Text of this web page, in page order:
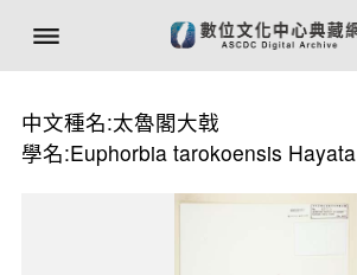
中文種名:太魯閣大戟
學名:Euphorbia tarokoensis Hayata